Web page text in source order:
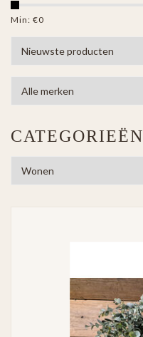
Min: €0
CATEGORIEËN